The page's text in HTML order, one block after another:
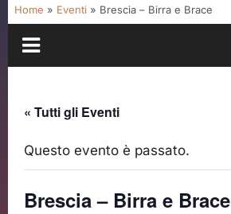
Home » Eventi » Brescia – Birra e Brace
« Tutti gli Eventi
Questo evento è passato.
Brescia – Birra e Brace